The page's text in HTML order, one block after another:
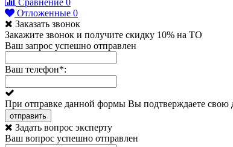
Сравнение 0
Отложенные 0
Заказать звонок
Закажите звонок и получите скидку 10% на ТО
Ваш запрос успешно отправлен
Ваш телефон*:
При отправке данной формы Вы подтверждаете свою
отправить
Задать вопрос эксперту
Ваш вопрос успешно отправлен